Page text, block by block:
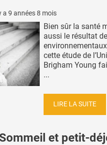
a 9 années 8 mois
Bien sûr la santé
aussi le résultat
cette étude de
Brigham Young
...
LIRE LA SUITE
et petit-